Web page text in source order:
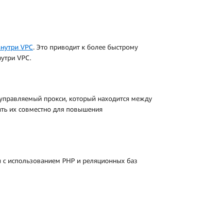
VPC. Это приводит к более быстрому
VPC.
прокси, который находится между
их совместно для повышения
использованием PHP и реляционных баз